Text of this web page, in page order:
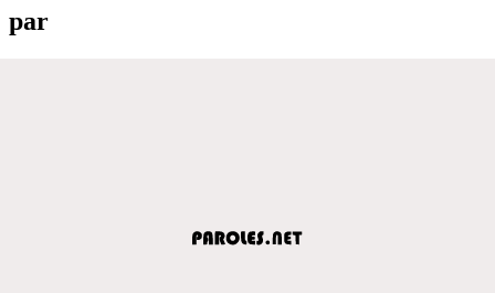
par